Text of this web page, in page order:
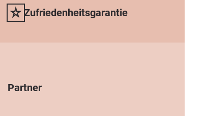
Zufriedenheitsgarantie
Partner